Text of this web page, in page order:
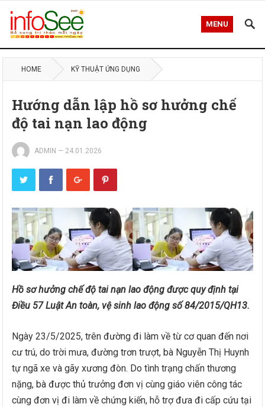
MENU
HOME KỸ THUẬT ỨNG DỤNG
Hướng dẫn lập hồ sơ hưởng chế
độ tai nạn lao động
ADMIN — 24.01.2026
Hồ sơ hưởng chế độ tai nạn lao động được quy định tại
Điều 57 Luật An toàn, vệ sinh lao động số 84/2015/QH13.
Ngày 23/5/2025, trên đường đi làm về từ cơ quan đến nơi
cư trú, do trời mưa, đường trơn trượt, bà Nguyễn Thị Huynh
tự ngã xe và gãy xương đòn. Do tình trạng chấn thương
nặng, bà được thủ trưởng đơn vị cùng giáo viên công tác
cùng đơn vị đi làm về chứng kiến, hỗ trợ đưa đi cấp cứu tại